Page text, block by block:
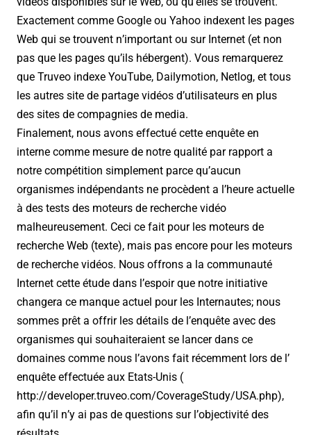
Exactement comme Google ou Yahoo indexent les pages
Web qui se trouvent n’important ou sur Internet (et non
pas que les pages qu’ils hébergent). Vous remarquerez
que Truveo indexe YouTube, Dailymotion, Netlog, et tous
les autres site de partage vidéos d’utilisateurs en plus
des sites de compagnies de media.
Finalement, nous avons effectué cette enquête en
interne comme mesure de notre qualité par rapport a
notre compétition simplement parce qu’aucun
organismes indépendants ne procèdent a l’heure actuelle
à des tests des moteurs de recherche vidéo
malheureusement. Ceci ce fait pour les moteurs de
recherche Web (texte), mais pas encore pour les moteurs
de recherche vidéos. Nous offrons a la communauté
Internet cette étude dans l’espoir que notre initiative
changera ce manque actuel pour les Internautes; nous
sommes prêt a offrir les détails de l’enquête avec des
organismes qui souhaiteraient se lancer dans ce
domaines comme nous l’avons fait récemment lors de l’
enquête effectuée aux Etats-Unis (
http://developer.truveo.com/CoverageStudy/USA.php),
afin qu’il n’y ai pas de questions sur l’objectivité des